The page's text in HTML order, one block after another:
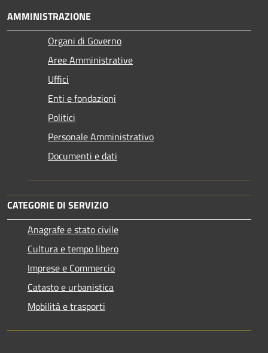
AMMINISTRAZIONE
Organi di Governo
Aree Amministrative
Uffici
Enti e fondazioni
Politici
Personale Amministrativo
Documenti e dati
CATEGORIE DI SERVIZIO
Anagrafe e stato civile
Cultura e tempo libero
Imprese e Commercio
Catasto e urbanistica
Mobilità e trasporti